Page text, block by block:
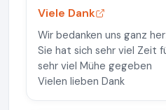
Viele Dank
Wir bedanken uns ganz
Sie hat sich sehr viel Zeit
sehr viel Mühe gegeben
Vielen lieben Dank